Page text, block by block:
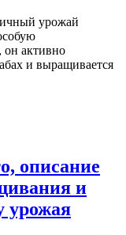
урожай
он активно
и выращивается
описание
и
урожая